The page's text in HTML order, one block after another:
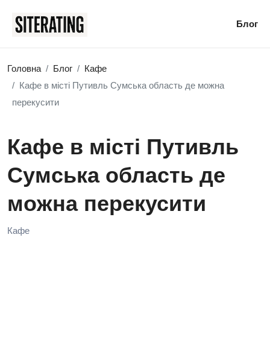
Блог
Головна Блог
Кафе
Кафе в місті Путивль Сумська область де можна
перекусити
Кафе в місті Путивль
Сумська область де
можна перекусити
Кафе